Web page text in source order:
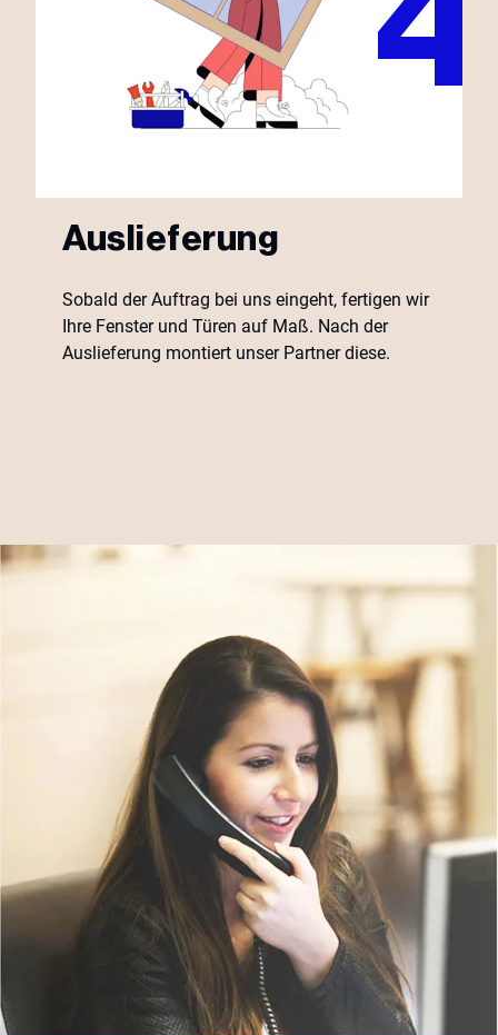
Auslieferung
Sobald der Auftrag bei uns eingeht, fertigen wir
Ihre Fenster und Türen auf Maß. Nach der
Auslieferung montiert unser Partner diese.